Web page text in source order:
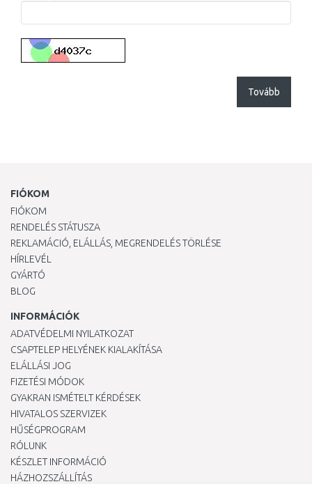
Tovább
FIÓKOM
FIÓKOM
RENDELÉS STÁTUSZA
REKLAMÁCIÓ, ELÁLLÁS, MEGRENDELÉS TÖRLÉSE
HÍRLEVÉL
GYÁRTÓ
BLOG
INFORMÁCIÓK
ADATVÉDELMI NYILATKOZAT
CSAPTELEP HELYÉNEK KIALAKÍTÁSA
ELÁLLÁSI JOG
FIZETÉSI MÓDOK
GYAKRAN ISMÉTELT KÉRDÉSEK
HIVATALOS SZERVIZEK
HŰSÉGPROGRAM
RÓLUNK
KÉSZLET INFORMÁCIÓ
HÁZHOZSZÁLLÍTÁS